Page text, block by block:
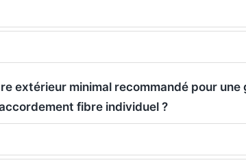
extérieur minimal recommandé pour une
fibre individuel ?